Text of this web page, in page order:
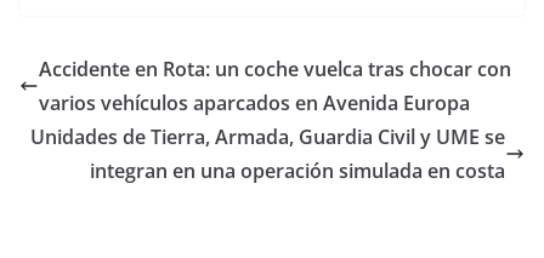
Accidente en Rota: un coche vuelca tras chocar con
varios vehículos aparcados en Avenida Europa
Unidades de Tierra, Armada, Guardia Civil y UME se
integran en una operación simulada en costa